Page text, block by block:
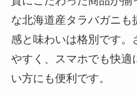
な北海道産タラバガニも
感と味わいは格別です。
やすく、スマホでも快適
い方にも便利です。